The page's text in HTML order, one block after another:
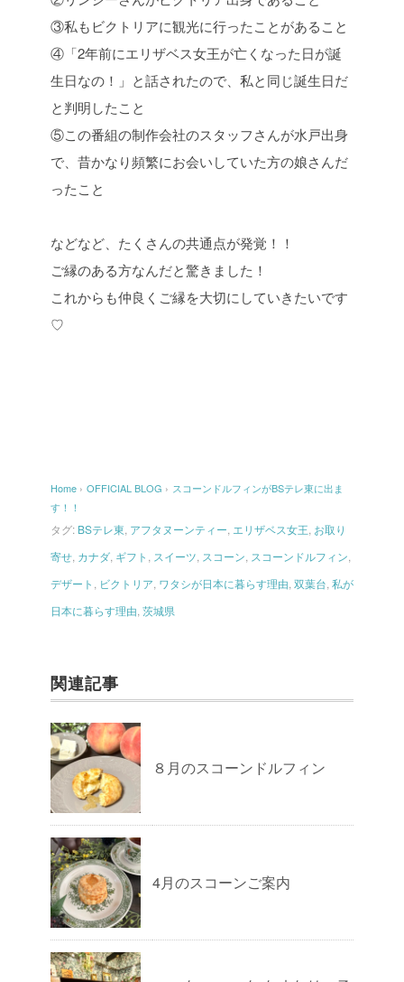
③私もビクトリアに観光に行ったことがあること
④「2年前にエリザベス女王が亡くなった日が誕
生日なの！」と話されたので、私と同じ誕生日だ
と判明したこと
⑤この番組の制作会社のスタッフさんが水戸出身
で、昔かなり頻繁にお会いしていた方の娘さんだ
ったこと
などなど、たくさんの共通点が発覚！！
ご縁のある方なんだと驚きました！
これからも仲良くご縁を大切にしていきたいです
♡
Home › OFFICIAL BLOG › スコーンドルフィンがBSテレ東に出ま
す！！
タグ: BSテレ東 アフタヌーンティー エリザベス女王 お取り
寄せ カナダ ギフト スイーツ スコーン スコーンドルフィン
デザート
ビクトリア ワタシが日本に暮らす理由 双葉台 私が
日本に暮らす理由 茨城県
関連記事
８月のスコーンドルフィン
4月のスコーンご案内